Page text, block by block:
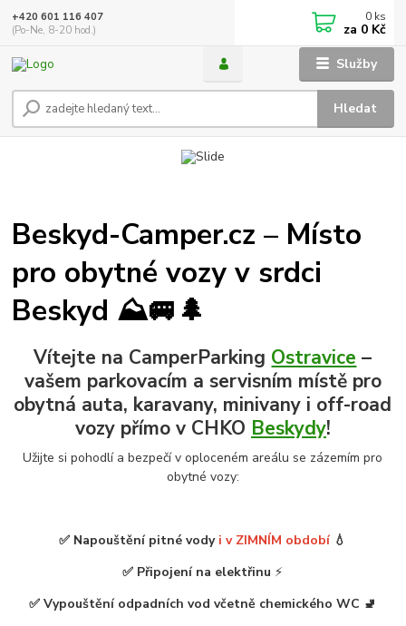
Služby
Hledat
+420 601 116 407
(Po-Ne, 8-20 hod.)
0 ks
za 0 Kč
Beskyd-Camper.cz – Místo
pro obytné vozy v srdci
Beskyd ⛰️🚐🌲
Vítejte na CamperParking Ostravice –
vašem parkovacím a servisním místě pro
obytná auta, karavany, minivany i off-road
vozy přímo v CHKO Beskydy!
Užijte si pohodlí a bezpečí v oploceném areálu se zázemím pro
obytné vozy:
✅ Napouštění pitné vody i v ZIMNÍM období💧
✅ Připojení na elektřinu ⚡
✅ Vypouštění odpadních vod včetně chemického WC 🚽